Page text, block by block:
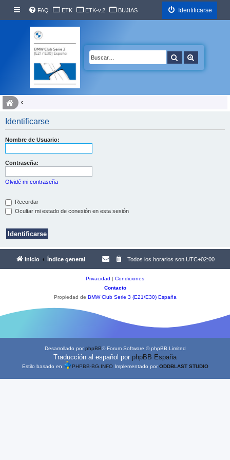
FAQ ETK ETK-v.2 BUJIAS Identificarse
Buscar
Identificarse
Nombre de Usuario:
Contraseña:
Olvidé mi contraseña
Recordar
Ocultar mi estado de conexión en esta sesión
Inicio Índice general Todos los horarios son UTC+02:00
Privacidad | Condiciones
Contacto
Propiedad de BMW Club Serie 3 (E21/E30) España
Desarrollado porphpBB® Forum Software © phpBB Limited
Traducción al español por phpBB España
Estilo basado en PHPBB-BG.INFOImplementado porODDBLAST STUDIO